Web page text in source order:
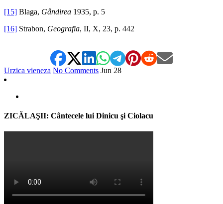
[15] Blaga, Gândirea 1935, p. 5
[16] Strabon, Geografia, II, X, 23, p. 442
Urzica vieneza No Comments Jun 28
ZICĂLAŞII: Cântecele lui Dinicu şi Ciolacu